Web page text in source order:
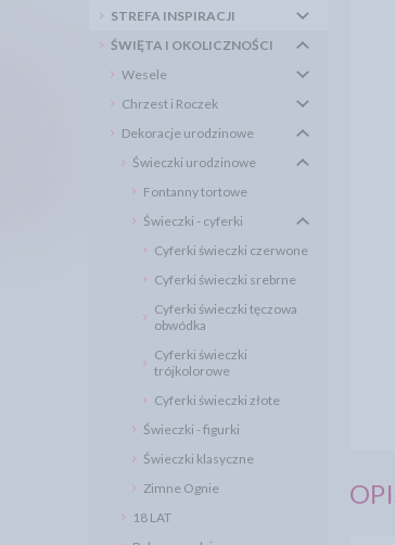
STREFA INSPIRACJI
ŚWIĘTA I OKOLICZNOŚCI
Wesele
Chrzest i Roczek
Dekoracje urodzinowe
Świeczki urodzinowe
Fontanny tortowe
Świeczki - cyferki
Cyferki świeczki czerwone
Cyferki świeczki srebrne
Cyferki świeczki tęczowa
obwódka
Cyferki świeczki
trójkolorowe
Cyferki świeczki złote
Świeczki - figurki
Świeczki klasyczne
Zimne Ognie
18 LAT